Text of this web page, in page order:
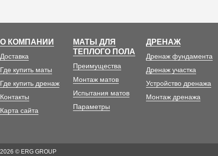
О КОМПАНИИ
Доставка
Где купить маты
Где купить дренаж
Контакты
Карта сайта
МАТЫ ДЛЯ
ТЕПЛОГО ПОЛА
Преимущества
Монтаж матов
Испытания матов
Параметры
ДРЕНАЖ
Дренаж фундамента
Дренаж участка
Устройство дренажа
Монтаж дренажа
2026 © ERG GROUP